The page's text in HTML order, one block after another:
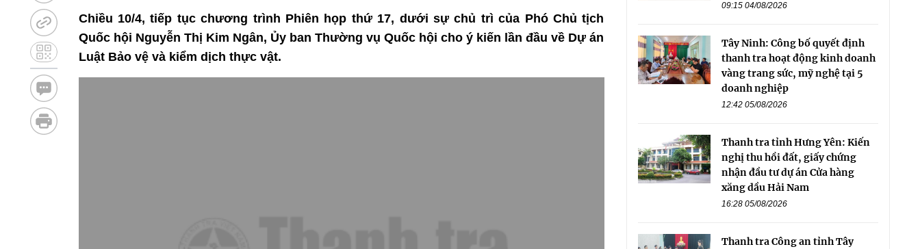
Chiều 10/4, tiếp tục chương trình Phiên họp thứ 17, dưới sự chủ trì của Phó Chủ tịch
Quốc hội Nguyễn Thị Kim Ngân, Ủy ban Thường vụ Quốc hội cho ý kiến lần đầu về Dự án
Luật Bảo vệ và kiểm dịch thực vật.
09:15 04/08/2026
Tây Ninh: Công bố quyết định
thanh tra hoạt động kinh doanh
vàng trang sức, mỹ nghệ tại 5
doanh nghiệp
12:42 05/08/2026
Thanh tra tỉnh Hưng Yên: Kiến
nghị thu hồi đất, giấy chứng
nhận đầu tư dự án Cửa hàng
xăng dầu Hải Nam
16:28 05/08/2026
Thanh tra Công an tỉnh Tây